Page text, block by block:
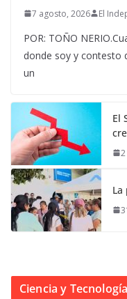
7 agosto, 2026 El
POR: TOÑO
donde soy y contesto
un
El
La
Ciencia y Tecnología